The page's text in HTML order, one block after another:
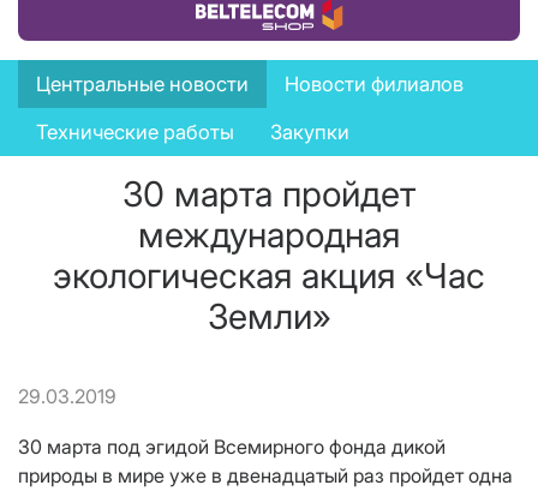
Купить товар
News
menu
Центральные новости
Новости филиалов
Технические работы
Закупки
30 марта пройдет
международная
экологическая акция «Час
Земли»
29.03.2019
30 марта под эгидой Всемирного фонда дикой
природы в мире уже в двенадцатый раз пройдет одна